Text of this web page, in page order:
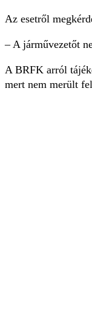
Az esetről
– A járművezetőt
A BRFK arról
mert nem merült